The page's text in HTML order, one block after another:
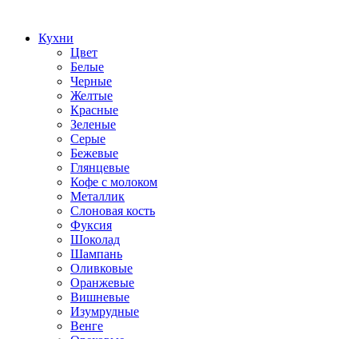
Кухни
Цвет
Белые
Черные
Желтые
Красные
Зеленые
Серые
Бежевые
Глянцевые
Кофе с молоком
Металлик
Слоновая кость
Фуксия
Шоколад
Шампань
Оливковые
Оранжевые
Вишневые
Изумрудные
Венге